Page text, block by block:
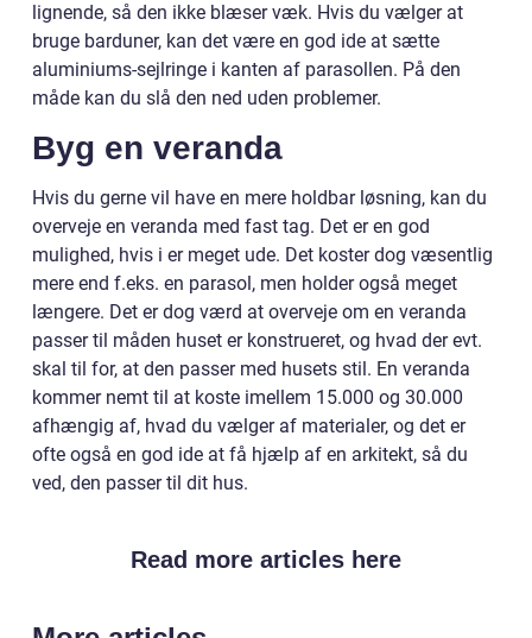
lignende, så den ikke blæser væk. Hvis du vælger at
bruge barduner, kan det være en god ide at sætte
aluminiums-sejlringe i kanten af parasollen. På den
måde kan du slå den ned uden problemer.
Byg en veranda
Hvis du gerne vil have en mere holdbar løsning, kan du
overveje en veranda med fast tag. Det er en god
mulighed, hvis i er meget ude. Det koster dog væsentlig
mere end f.eks. en parasol, men holder også meget
længere. Det er dog værd at overveje om en veranda
passer til måden huset er konstrueret, og hvad der evt.
skal til for, at den passer med husets stil. En veranda
kommer nemt til at koste imellem 15.000 og 30.000
afhængig af, hvad du vælger af materialer, og det er
ofte også en god ide at få hjælp af en arkitekt, så du
ved, den passer til dit hus.
Read more articles here